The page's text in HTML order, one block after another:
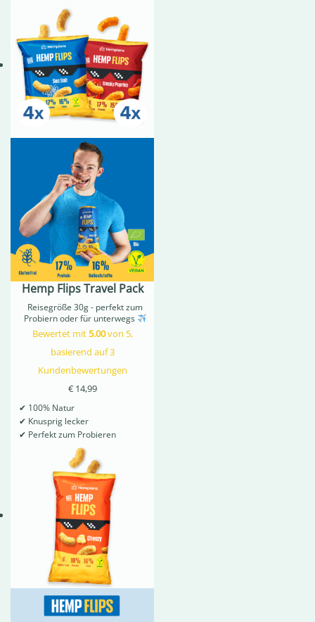
Hemp Flips Travel Pack
Reisegröße 30g - perfekt zum
Probiern oder für unterwegs
Bewertet mit5.00von 5,
basierend auf3
Kundenbewertungen
€14,99
✔ 100% Natur
✔ Knusprig lecker
✔ Perfekt zum Probieren